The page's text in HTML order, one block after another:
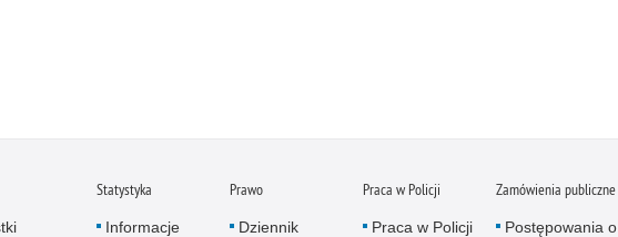
Statystyka
Informacje
Prawo
Dziennik
Praca w Policji
Praca w Policji
Zamówienia publiczne
Postępowania o